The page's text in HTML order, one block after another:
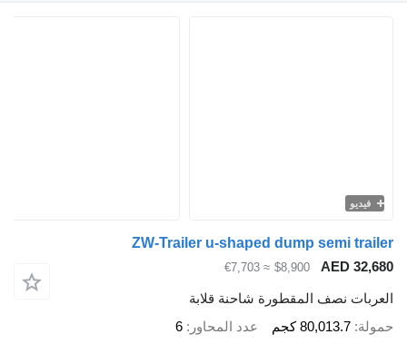
فيديو
ZW-Trailer u-shaped dump semi
AED
$8,900
≈ €7,703
نصف المقطورة شاحنة قلابة
80,013.7 كجم عدد المحاور 6